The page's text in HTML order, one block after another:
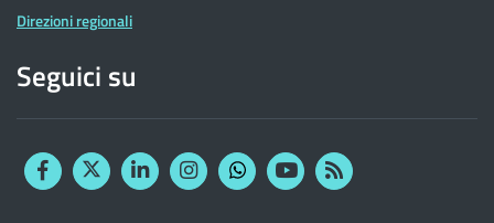
Direzioni regionali
Seguici su
FacebookTwitterLinkedinInstagram
YouTubeRSS